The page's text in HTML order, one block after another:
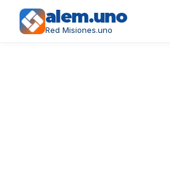
alem.uno
Red Misiones.uno